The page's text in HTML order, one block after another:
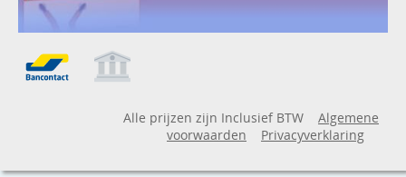
Alle prijzen zijn Inclusief BTW
Algemene
voorwaarden
Privacyverklaring